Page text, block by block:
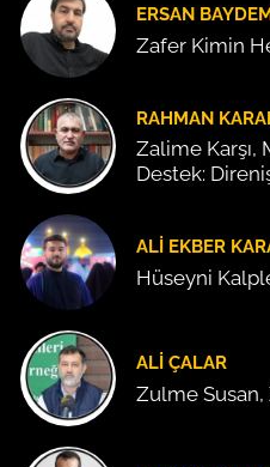
ERSAN
Zafer Kimin
RAHMAN
Zalime Karşı,
Destek:
ALI EKBER
Hüseyni
ALI ÇALAR
Zulme